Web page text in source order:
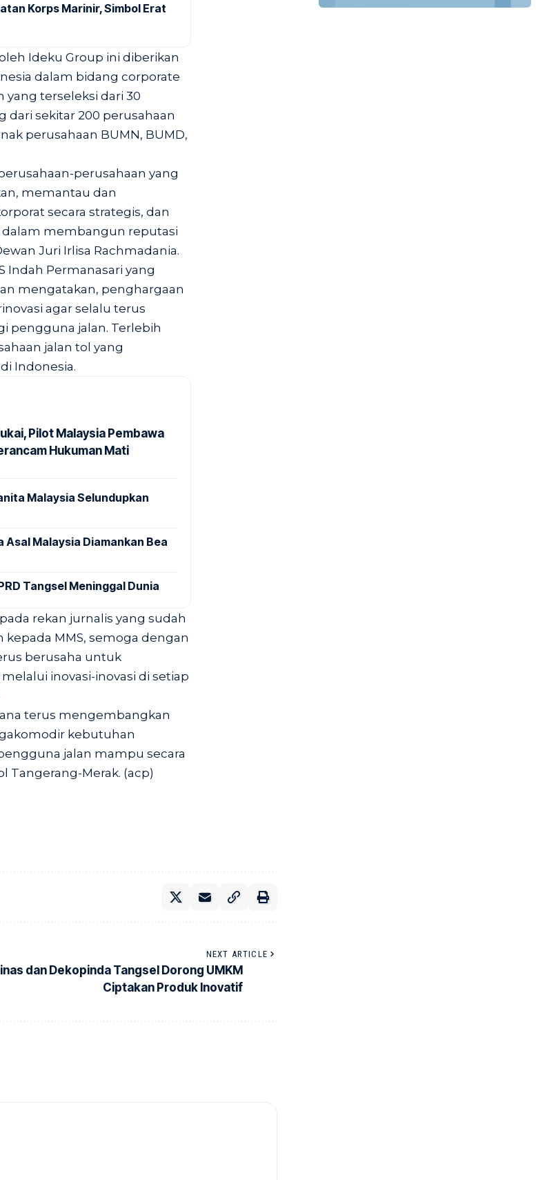
Korps Marinir, Simbol Erat
Ideku Group ini diberikan
dalam bidang corporate
terseleksi dari 30
dari sekitar 200 perusahaan
perusahaan BUMN, BUMD,
perusahaan yang
memantau dan
secara strategis, dan
membangun reputasi
Juri Irlisa Rachmadania.
Indah Permanasari yang
mengatakan, penghargaan
agar selalu terus
pengguna jalan. Terlebih
jalan tol yang
Indonesia.
Pilot Malaysia Pembawa
Hukuman Mati
Malaysia Selundupkan
Malaysia Diamankan Bea
Tangsel Meninggal Dunia
rekan jurnalis yang sudah
MMS, semoga dengan
berusaha untuk
inovasi-inovasi di setiap
terus mengembangkan
kebutuhan
jalan mampu secara
Merak. (acp)
NEXT ARTICLE
dan Dekopinda Tangsel Dorong UMKM
Ciptakan Produk Inovatif